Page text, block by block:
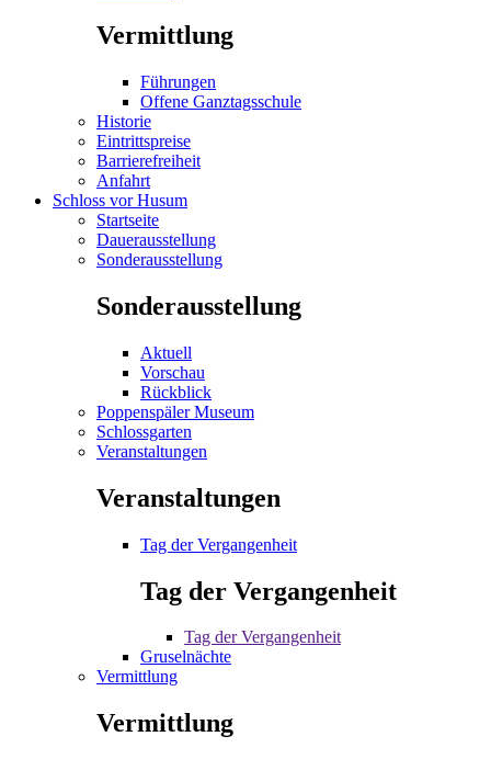
Vermittlung
Führungen
Offene Ganztagsschule
Historie
Eintrittspreise
Barrierefreiheit
Anfahrt
Schloss vor Husum
Startseite
Dauerausstellung
Sonderausstellung
Sonderausstellung
Aktuell
Vorschau
Rückblick
Poppenspäler Museum
Schlossgarten
Veranstaltungen
Veranstaltungen
Tag der Vergangenheit
Tag der Vergangenheit
Tag der Vergangenheit
Gruselnächte
Vermittlung
Vermittlung